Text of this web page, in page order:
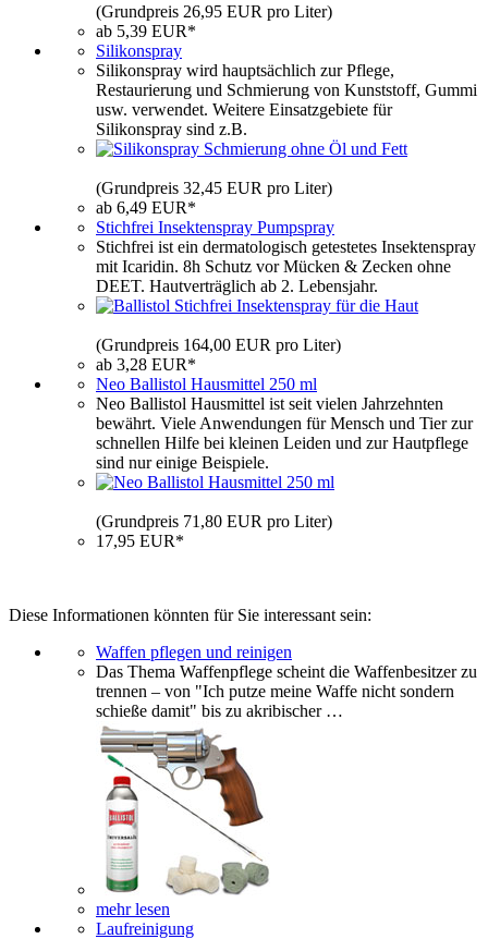
(Grundpreis 26,95 EUR pro Liter)
ab 5,39 EUR*
Silikonspray
Silikonspray wird hauptsächlich zur Pflege,
Restaurierung und Schmierung von Kunststoff, Gummi
usw. verwendet. Weitere Einsatzgebiete für
Silikonspray sind z.B.
(Grundpreis 32,45 EUR pro Liter)
ab 6,49 EUR*
Stichfrei Insektenspray Pumpspray
Stichfrei ist ein dermatologisch getestetes Insektenspray
mit Icaridin. 8h Schutz vor Mücken & Zecken ohne
DEET. Hautverträglich ab 2. Lebensjahr.
(Grundpreis 164,00 EUR pro Liter)
ab 3,28 EUR*
Neo Ballistol Hausmittel 250 ml
Neo Ballistol Hausmittel ist seit vielen Jahrzehnten
bewährt. Viele Anwendungen für Mensch und Tier zur
schnellen Hilfe bei kleinen Leiden und zur Hautpflege
sind nur einige Beispiele.
(Grundpreis 71,80 EUR pro Liter)
17,95 EUR*
Diese Informationen könnten für Sie interessant sein:
Waffen pflegen und reinigen
Das Thema Waffenpflege scheint die Waffenbesitzer zu
trennen – von "Ich putze meine Waffe nicht sondern
schieße damit" bis zu akribischer …
mehr lesen
Laufreinigung